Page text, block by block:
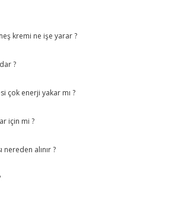
kremi ne işe yarar ?
?
çok enerji yakar mı ?
için mi ?
nereden alınır ?